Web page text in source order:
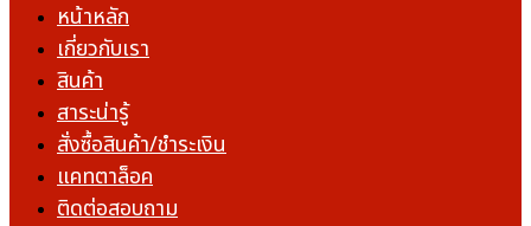
หน้าหลัก
เกี่ยวกับเรา
สินค้า
สาระน่ารู้
สั่งซื้อสินค้า/ชำระเงิน
แคทตาล็อค
ติดต่อสอบถาม